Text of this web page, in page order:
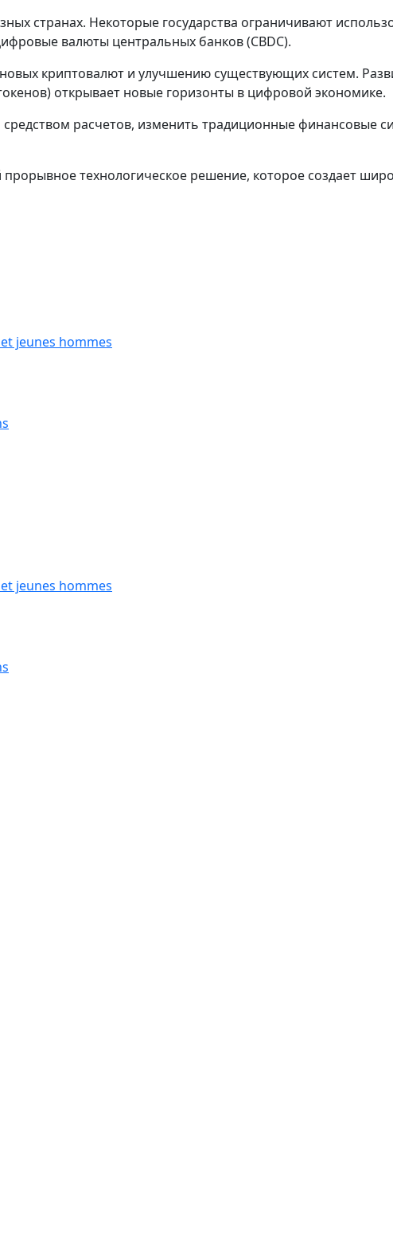
странах. Некоторые государства ограничивают
валюты центральных банков (CBDC).
криптовалют и улучшению существующих систем.
открывает новые горизонты в цифровой экономике.
расчетов, изменить традиционные финансовые
технологическое решение, которое создает
jeunes hommes
jeunes hommes